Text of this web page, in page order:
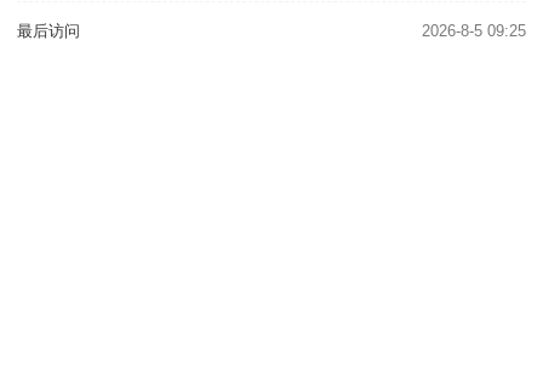
最后访问 2026-8-5 09:25